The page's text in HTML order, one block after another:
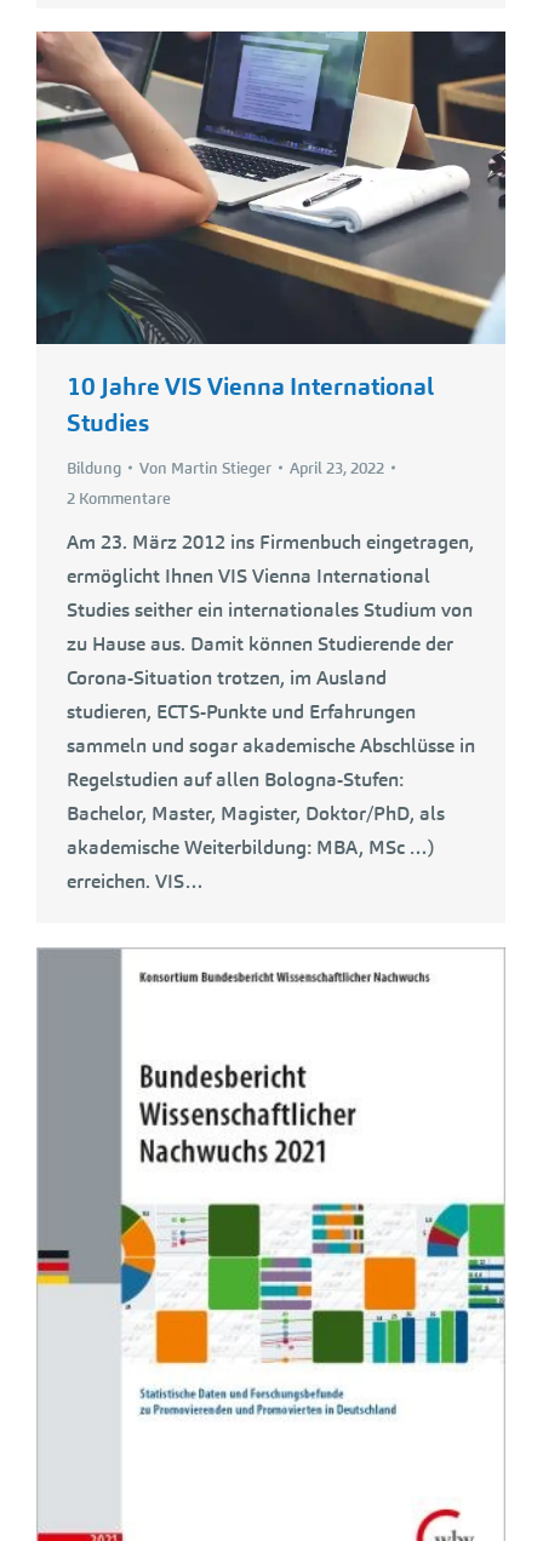
10 Jahre VIS Vienna International
Studies
Bildung Von Martin Stieger
April 23, 2022
2 Kommentare
Am 23. März 2012 ins Firmenbuch eingetragen,
ermöglicht Ihnen VIS Vienna International
Studies seither ein internationales Studium von
zu Hause aus. Damit können Studierende der
Corona-Situation trotzen, im Ausland
studieren, ECTS-Punkte und Erfahrungen
sammeln und sogar akademische Abschlüsse in
Regelstudien auf allen Bologna-Stufen:
Bachelor, Master, Magister, Doktor/PhD, als
akademische Weiterbildung: MBA, MSc …)
erreichen. VIS…